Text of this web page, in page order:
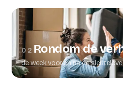
02 Rondom de
de week voor en na de